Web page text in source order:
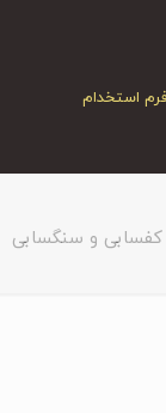
فرم استخدام
و سنگسابی